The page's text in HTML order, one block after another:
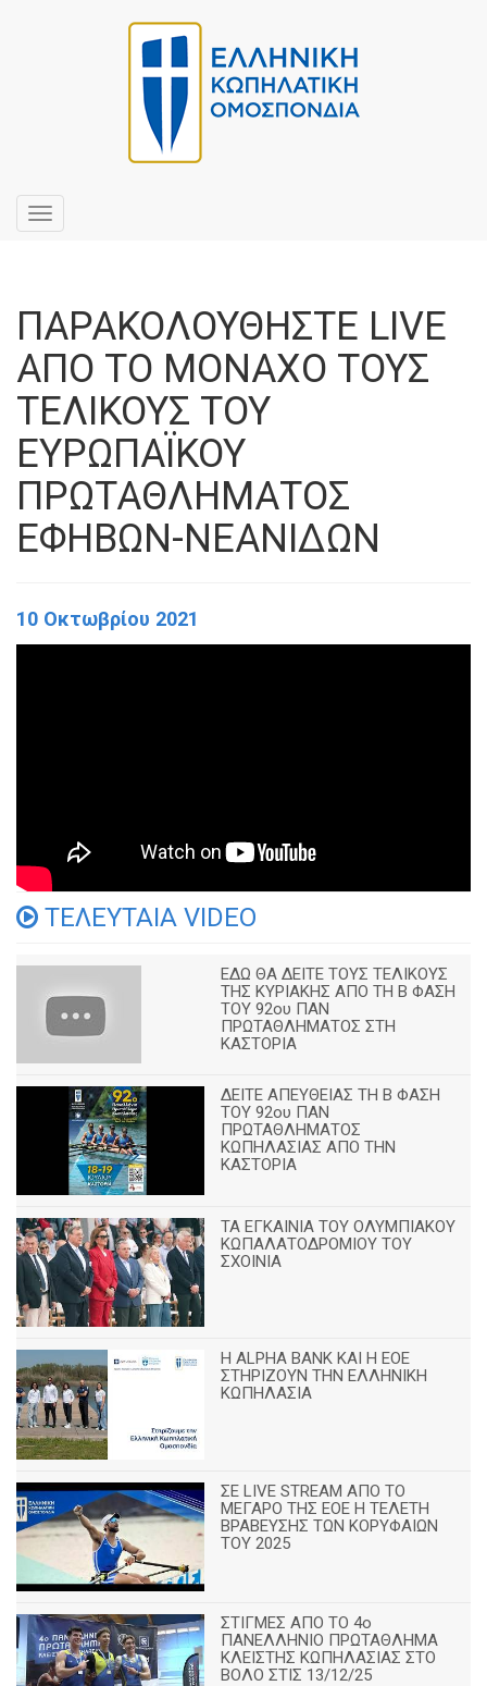
Toggle
navigation
ΠΑΡΑΚΟΛΟΥΘΗΣΤΕ LIVE
ΑΠΟ ΤΟ ΜΟΝΑΧΟ ΤΟΥΣ
ΤΕΛΙΚΟΥΣ ΤΟΥ
ΕΥΡΩΠΑΪΚΟΥ
ΠΡΩΤΑΘΛΗΜΑΤΟΣ
ΕΦΗΒΩΝ-ΝΕΑΝΙΔΩΝ
10 Οκτωβρίου 2021
ΤΕΛΕΥΤΑΙΑ VIDEO
ΕΔΩ ΘΑ ΔΕΙΤΕ ΤΟΥΣ ΤΕΛΙΚΟΥΣ
ΤΗΣ ΚΥΡΙΑΚΗΣ ΑΠΟ ΤΗ Β ΦΑΣΗ
ΤΟΥ 92ου ΠΑΝ
ΠΡΩΤΑΘΛΗΜΑΤΟΣ ΣΤΗ
ΚΑΣΤΟΡΙΑ
ΔΕΙΤΕ ΑΠΕΥΘΕΙΑΣ ΤΗ Β ΦΑΣΗ
ΤΟΥ 92ου ΠΑΝ
ΠΡΩΤΑΘΛΗΜΑΤΟΣ
ΚΩΠΗΛΑΣΙΑΣ ΑΠΟ ΤΗΝ
ΚΑΣΤΟΡΙΑ
TA ΕΓΚΑΙΝΙΑ ΤΟΥ ΟΛΥΜΠΙΑΚΟΥ
ΚΩΠΑΛΑΤΟΔΡΟΜΙΟΥ ΤΟΥ
ΣΧΟΙΝΙΑ
H ALPHA BANK ΚΑΙ Η ΕΟΕ
ΣΤΗΡΙΖΟΥΝ ΤΗΝ ΕΛΛΗΝΙΚΗ
ΚΩΠΗΛΑΣΙΑ
ΣΕ LIVE STREAM ΑΠΟ ΤΟ
ΜΕΓΑΡΟ ΤΗΣ ΕΟΕ Η ΤΕΛΕΤΗ
ΒΡΑΒΕΥΣΗΣ ΤΩΝ ΚΟΡΥΦΑΙΩΝ
ΤΟΥ 2025
ΣΤΙΓΜΕΣ ΑΠΟ ΤΟ 4ο
ΠΑΝΕΛΛΗΝΙΟ ΠΡΩΤΑΘΛΗΜΑ
ΚΛΕΙΣΤΗΣ ΚΩΠΗΛΑΣΙΑΣ ΣΤΟ
ΒΟΛΟ ΣΤΙΣ 13/12/25